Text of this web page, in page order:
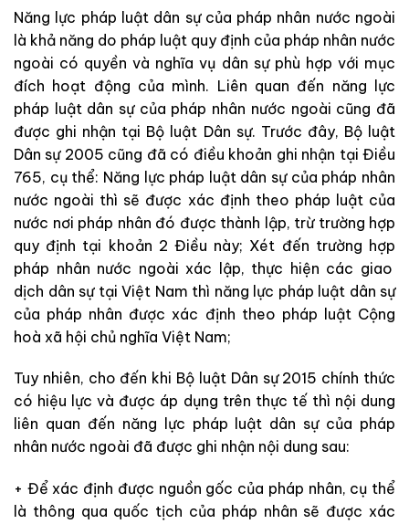
Năng lực pháp luật dân sự của pháp nhân nước ngoài
là khả năng do pháp luật quy định của pháp nhân nước
ngoài có quyền và nghĩa vụ dân sự phù hợp với mục
đích hoạt động của mình. Liên quan đến năng lực
pháp luật dân sự của pháp nhân nước ngoài cũng đã
được ghi nhận tại Bộ luật Dân sự. Trước đây, Bộ luật
Dân sự 2005 cũng đã có điều khoản ghi nhận tại Điều
765, cụ thể: Năng lực pháp luật dân sự của pháp nhân
nước ngoài thì sẽ được xác định theo pháp luật của
nước nơi pháp nhân đó được thành lập, trừ trường hợp
quy định tại khoản 2 Điều này; Xét đến trường hợp
pháp nhân nước ngoài xác lập, thực hiện các giao
dịch dân sự tại Việt Nam thì năng lực pháp luật dân sự
của pháp nhân được xác định theo pháp luật Cộng
hoà xã hội chủ nghĩa Việt Nam;
Tuy nhiên, cho đến khi Bộ luật Dân sự 2015 chính thức
có hiệu lực và được áp dụng trên thực tế thì nội dung
liên quan đến năng lực pháp luật dân sự của pháp
nhân nước ngoài đã được ghi nhận nội dung sau:
+ Để xác định được nguồn gốc của pháp nhân, cụ thể
là thông qua quốc tịch của pháp nhân sẽ được xác